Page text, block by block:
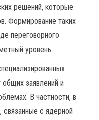
решений, которые
Формирование таких
переговорного
уровень.
заявлений и
В частности, в
с ядерной